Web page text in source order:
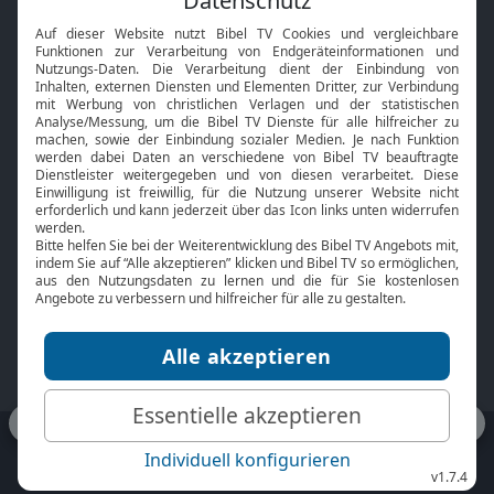
Neuigkeiten
Smart TV
HbbTV
Bibelthek Online-Bibel
Nächster Gottesdienst
Bibel TV
Über uns
Jobs
Mediadaten
Service
Kontakt
TV-Empfang
bibeltv.de: Impressum
Datenschutz
Nutzungsbedingungen
Fakten Bibel TV App